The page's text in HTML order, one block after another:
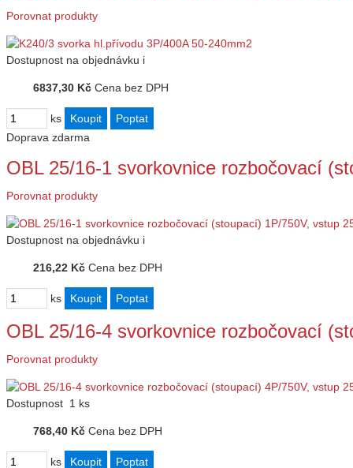
Porovnat produkty
Dostupnost na objednávku i
6837,30 Kč Cena bez DPH
ks
Doprava zdarma
OBL 25/16-1 svorkovnice rozbočovací
Porovnat produkty
Dostupnost na objednávku i
216,22 Kč Cena bez DPH
ks
OBL 25/16-4 svorkovnice rozbočovací
Porovnat produkty
Dostupnost 1 ks
768,40 Kč Cena bez DPH
ks